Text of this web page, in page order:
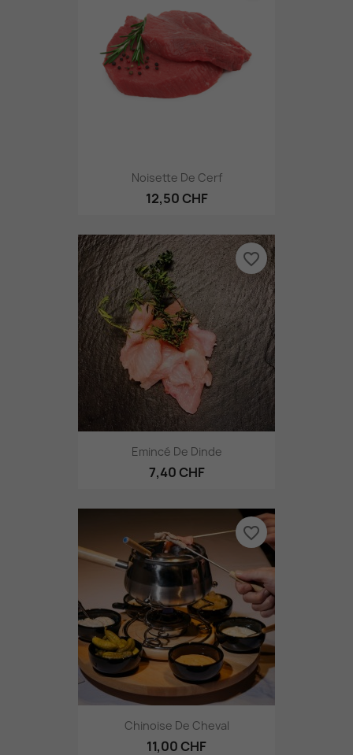
Noisette De Cerf
12,50 CHF
Emincé De Dinde
7,40 CHF
favorite_border
Chinoise De Cheval
11,00 CHF
favorite_border